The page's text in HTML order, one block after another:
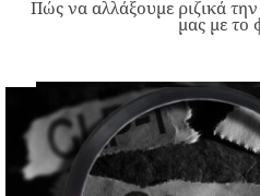
Πώς να αλλάξουμε ριζικά
μας με το